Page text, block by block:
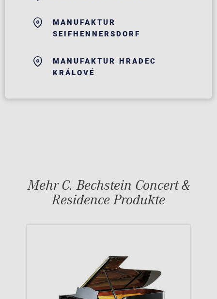
MANUFAKTUR
SEIFHENNERSDORF
MANUFAKTUR HRADEC
KRÁLOVÉ
Mehr C. Bechstein Concert &
Residence Produkte